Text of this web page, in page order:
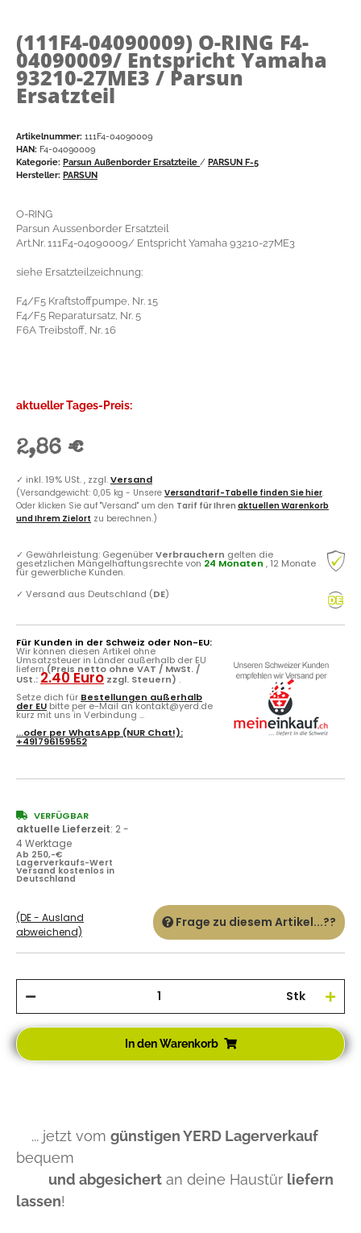
(111F4-04090009) O-RING F4-
04090009/ Entspricht Yamaha
93210-27ME3 / Parsun
Ersatzteil
Artikelnummer: 111F4-04090009
HAN: F4-04090009
Kategorie: Parsun Außenborder Ersatzteile / PARSUN F-5
Hersteller: PARSUN
O-RING
Parsun Aussenborder Ersatzteil
Art.Nr. 111F4-04090009/ Entspricht Yamaha 93210-27ME3
siehe Ersatzteilzeichnung:
F4/F5 Kraftstoffpumpe, Nr. 15
F4/F5 Reparatursatz, Nr. 5
F6A Treibstoff, Nr. 16
aktueller Tages-Preis:
2,86 €
✓ inkl. 19% USt. , zzgl.Versand
(Versandgewicht: 0,05 kg - Unsere Versandtarif-Tabelle finden Sie hier.
Oder klicken Sie auf "Versand" um den Tarif für Ihren aktuellen Warenkorb
und Ihrem Zielort zu berechnen.)
✓ Gewährleistung: GegenüberVerbrauchern gelten die
gesetzlichen Mängelhaftungsrechte von 24 Monaten , 12 Monate
für gewerbliche Kunden.
✓ Versand aus Deutschland (DE)
Für Kunden in der Schweiz oder Non-EU:
Wir können diesen Artikel ohne
Umsatzsteuer in Länder außerhalb der EU
liefern (Preis netto ohne VAT / MwSt. /
USt.: 2.40 Euro zzgl. Steuern) .
Setze dich für Bestellungen außerhalb
der EU bitte per e-Mail an kontakt@yerd.de
kurz mit uns in Verbindung ...
...oder perWhatsApp (NUR Chat!):
+491796159552
VERFÜGBAR
aktuelle Lieferzeit: 2 -
4 Werktage
Ab 250,-€
Lagerverkaufs-Wert
Versand kostenlos in
Deutschland
(DE - Ausland
abweichend)
Frage zu diesem Artikel...??
Stk
In den Warenkorb
... jetzt vom günstigen YERD Lagerverkauf
bequem
und abgesichert an deine Haustür liefern
lassen!